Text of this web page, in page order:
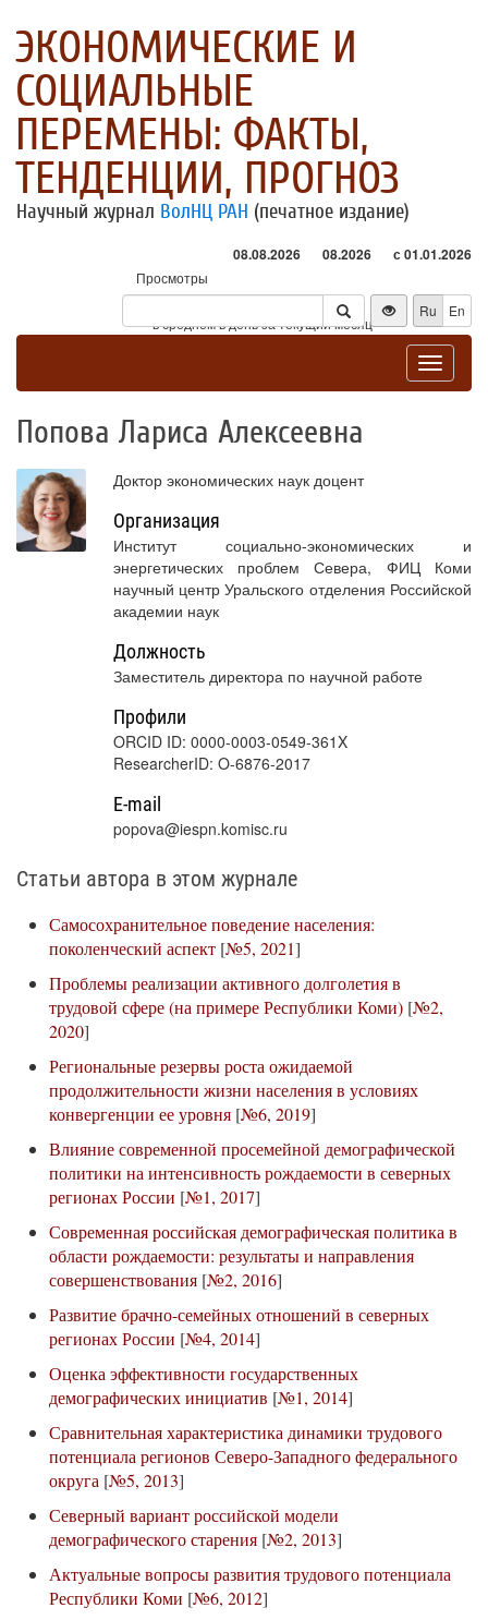
ЭКОНОМИЧЕСКИЕ И
СОЦИАЛЬНЫЕ
ПЕРЕМЕНЫ: ФАКТЫ,
ТЕНДЕНЦИИ, ПРОГНОЗ
Научный журнал ВолНЦ РАН (печатное издание)
08.08.2026 08.2026 с 01.01.2026
Просмотры
Посетители
* - в среднем в день за текущий месяц
Ru En
Toggle
Попова Лариса Алексеевна
Доктор экономических наук доцент
Организация
Институт социально-экономических и
энергетических проблем Севера, ФИЦ Коми
научный центр Уральского отделения Российской
академии наук
Должность
Заместитель директора по научной работе
Профили
ORCID ID: 0000-0003-0549-361X
ResearcherID: O-6876-2017
E-mail
popova@iespn.komisc.ru
Статьи автора в этом журнале
Самосохранительное поведение населения:
поколенческий аспект [№5, 2021]
Проблемы реализации активного долголетия в
трудовой сфере (на примере Республики Коми) [№2,
2020]
Региональные резервы роста ожидаемой
продолжительности жизни населения в условиях
конвергенции ее уровня [№6, 2019]
Влияние современной просемейной демографической
политики на интенсивность рождаемости в северных
регионах России [№1, 2017]
Современная российская демографическая политика в
области рождаемости: результаты и направления
совершенствования [№2, 2016]
Развитие брачно-семейных отношений в северных
регионах России [№4, 2014]
Оценка эффективности государственных
демографических инициатив [№1, 2014]
Сравнительная характеристика динамики трудового
потенциала регионов Северо-Западного федерального
округа [№5, 2013]
Северный вариант российской модели
демографического старения [№2, 2013]
Актуальные вопросы развития трудового потенциала
Республики Коми [№6, 2012]